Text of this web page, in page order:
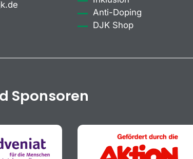
Anti-Doping
DJK Shop
Sponsoren